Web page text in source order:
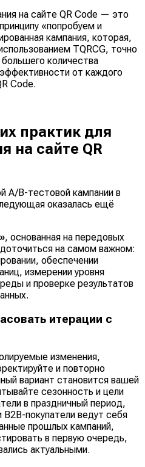
на сайте QR Code — это
«попробуем и
кампания, которая,
TQRCG, точно
количества
от каждого
Code.
практик для
на сайте QR
A/B-тестовой кампании в
оказалась ещё
, основанная на передовых
на самом важном:
обеспечении
измерении уровня
и проверке результатов
итерации с
изменения,
и повторно
вариант становится вашей
сезонность и цели
в праздничный период,
покупатели ведут себя
прошлых кампаний,
в первую очередь,
актуальными.